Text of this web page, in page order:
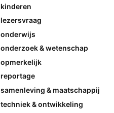
kinderen
lezersvraag
onderwijs
onderzoek & wetenschap
opmerkelijk
reportage
samenleving & maatschappij
techniek & ontwikkeling